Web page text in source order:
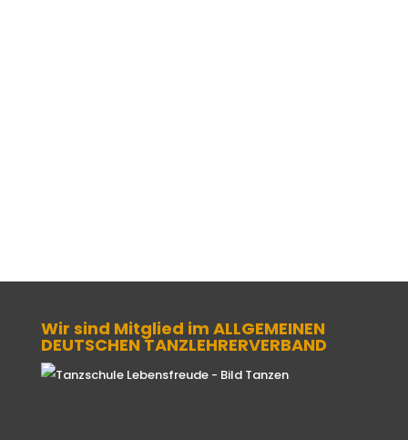
Wir sind Mitglied im ALLGEMEINEN
DEUTSCHEN TANZLEHRERVERBAND